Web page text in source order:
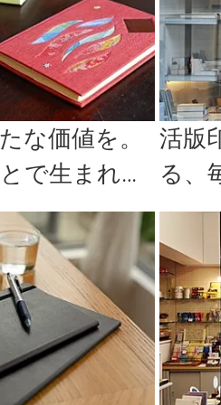
な価値を。
で生まれる
る「空想製
活版
る、
見つ